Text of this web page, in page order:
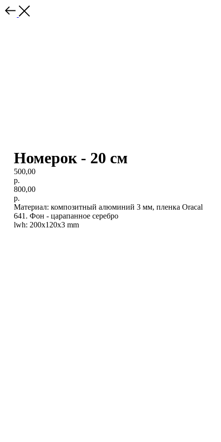
Номерок - 20 см
500,00
р.
800,00
р.
Материал: композитный алюминий 3 мм, пленка Oracal
641. Фон - царапанное серебро
lwh: 200x120x3 mm